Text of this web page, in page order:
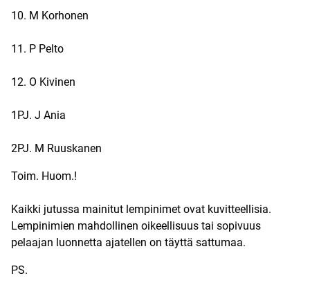
10. M Korhonen
11. P Pelto
12. O Kivinen
1PJ. J Ania
2PJ. M Ruuskanen
Toim. Huom.!
Kaikki jutussa mainitut lempinimet ovat kuvitteellisia.
Lempinimien mahdollinen oikeellisuus tai sopivuus
pelaajan luonnetta ajatellen on täyttä sattumaa.
PS.